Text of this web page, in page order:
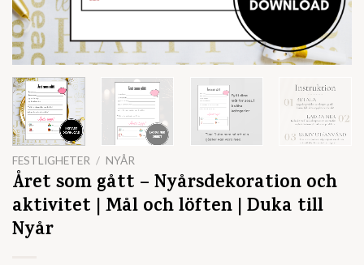
FESTLIGHETER / NYÅR
Året som gått – Nyårsdekoration och
aktivitet | Mål och löften | Duka till
Nyår